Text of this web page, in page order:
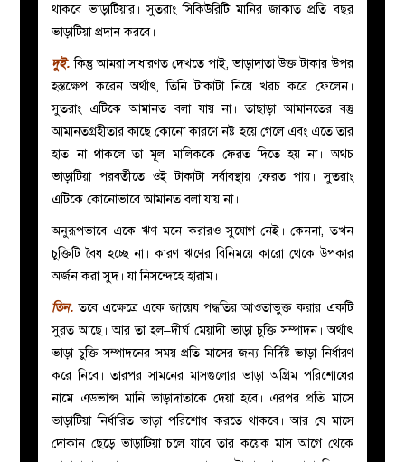
থাকবে ভাড়াটিয়ার। সুতরাং সিকিউরিটি মানির জাকাত প্রতি বছর
ভাড়াটিয়া প্রদান করবে।
দুই. কিন্তু আমরা সাধারণত দেখতে পাই, ভাড়াদাতা উক্ত টাকার উপর
হস্তক্ষেপ করেন অর্থাৎ, তিনি টাকাটা নিয়ে খরচ করে ফেলেন।
সুতরাং এটিকে আমানত বলা যায় না। তাছাড়া আমানতের বস্তু
আমানতগ্রহীতার কাছে কোনো কারণে নষ্ট হয়ে গেলে এবং এতে তার
হাত না থাকলে তা মূল মালিককে ফেরত দিতে হয় না। অথচ
ভাড়াটিয়া পরবর্তীতে ওই টাকাটা সর্বাবস্থায় ফেরত পায়। সুতরাং
এটিকে কোনোভাবে আমানত বলা যায় না।
অনুরূপভাবে একে ঋণ মনে করারও সুযোগ নেই। কেননা, তখন
চুক্তিটি বৈধ হচ্ছে না। কারণ ঋণের বিনিময়ে কারো থেকে উপকার
অর্জন করা সুদ। যা নিসন্দেহে হারাম।
তিন. তবে এক্ষেত্রে একে জায়েয পদ্ধতির আওতাভুক্ত করার একটি
সুরত আছে। আর তা হল–দীর্ঘ মেয়াদী ভাড়া চুক্তি সম্পাদন। অর্থাৎ
ভাড়া চুক্তি সম্পাদনের সময় প্রতি মাসের জন্য নির্দিষ্ট ভাড়া নির্ধারণ
করে নিবে। তারপর সামনের মাসগুলোর ভাড়া অগ্রিম পরিশোধের
নামে এডভান্স মানি ভাড়াদাতাকে দেয়া হবে। এরপর প্রতি মাসে
ভাড়াটিয়া নির্ধারিত ভাড়া পরিশোধ করতে থাকবে। আর যে মাসে
দোকান ছেড়ে ভাড়াটিয়া চলে যাবে তার কয়েক মাস আগে থেকে